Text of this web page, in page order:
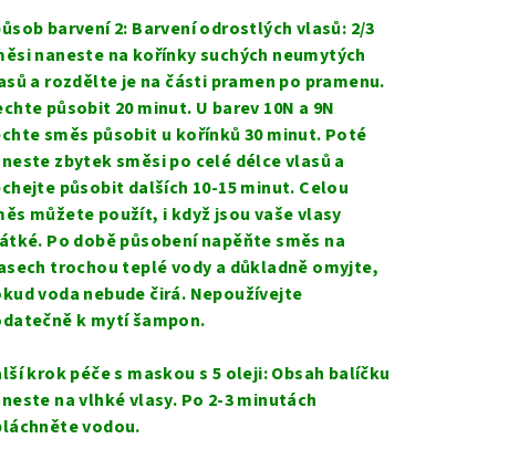
barvení 2: Barvení odrostlých vlasů: 2/3
naneste na kořínky suchých neumytých
a rozdělte je na části pramen po pramenu.
působit 20 minut. U barev 10N a 9N
směs působit u kořínků 30 minut. Poté
zbytek směsi po celé délce vlasů a
působit dalších 10-15 minut. Celou
můžete použít, i když jsou vaše vlasy
Po době působení napěňte směs na
trochou teplé vody a důkladně omyjte,
voda nebude čirá. Nepoužívejte
k mytí šampon.
krok péče s maskou s 5 oleji: Obsah balíčku
na vlhké vlasy. Po 2-3 minutách
vodou.